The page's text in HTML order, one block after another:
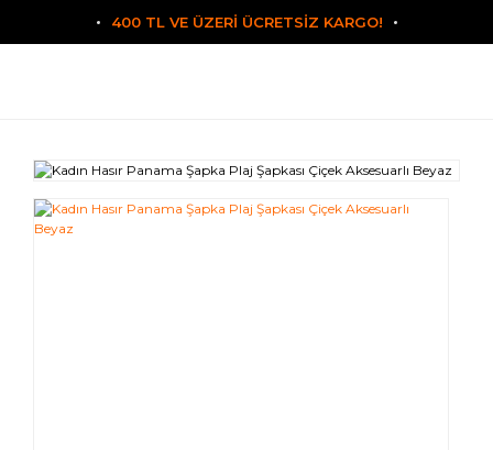
400 TL VE ÜZERİ ÜCRETSİZ KARGO!